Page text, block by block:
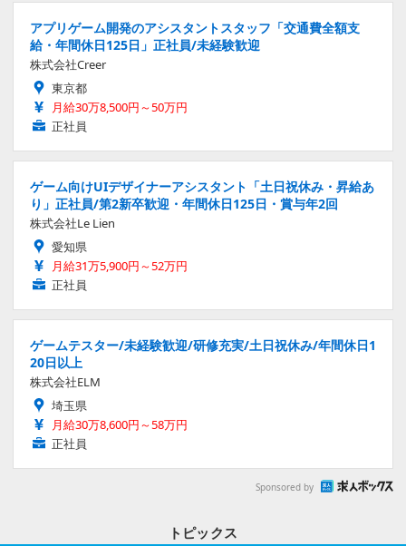
アプリゲーム開発のアシスタントスタッフ「交通費全額支
給・年間休日125日」正社員/未経験歓迎
株式会社Creer
東京都
月給30万8,500円～50万円
正社員
ゲーム向けUIデザイナーアシスタント「土日祝休み・昇給あ
り」正社員/第2新卒歓迎・年間休日125日・賞与年2回
株式会社Le Lien
愛知県
月給31万5,900円～52万円
正社員
ゲームテスター/未経験歓迎/研修充実/土日祝休み/年間休日1
20日以上
株式会社ELM
埼玉県
月給30万8,600円～58万円
正社員
Sponsored by
トピックス